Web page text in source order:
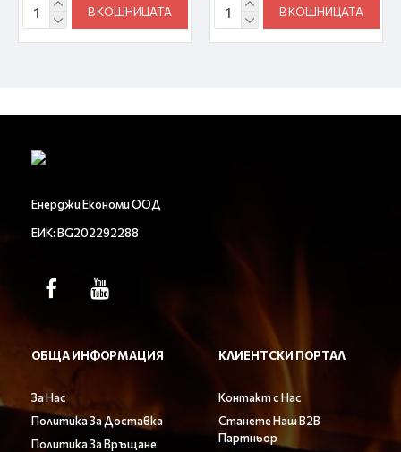
В КОШНИЦАТА В КОШНИЦАТА
Енерджи Економи ООД
ЕИК: BG202292288
ОБЩА ИНФОРМАЦИЯ
За Нас
Политика За Доставка
Политика За Връщане
КЛИЕНТСКИ ПОРТАЛ
Контакт с Нас
Станете Наш B2B
Партньор